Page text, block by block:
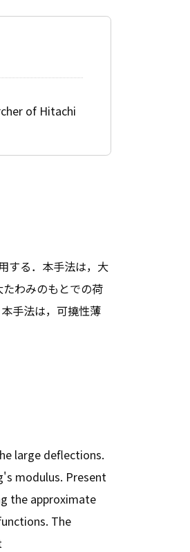
of Hitachi
する．本手法は，大
わみのもとでの荷
手法は，可撓性薄
large deflections.
modulus. Present
the approximate
The